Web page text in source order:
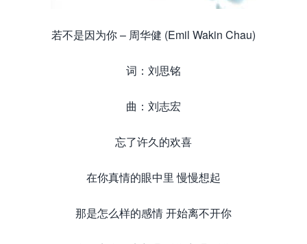
若不是因为你 – 周华健 (Emil Wakin Chau)
词：刘思铭
曲：刘志宏
忘了许久的欢喜
在你真情的眼中里 慢慢想起
那是怎么样的感情 开始离不开你